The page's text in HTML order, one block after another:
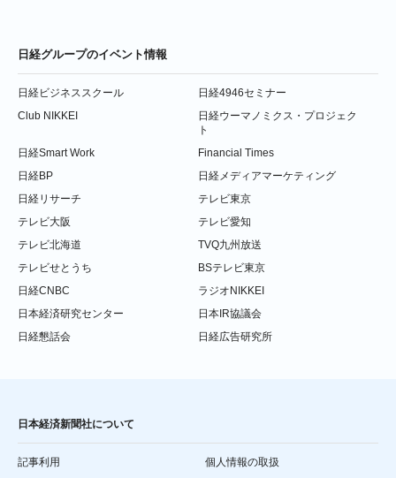
日経グループのイベント情報
日経ビジネススクール
日経4946セミナー
Club NIKKEI
日経ウーマノミクス・プロジェク
ト
日経Smart Work
Financial Times
日経BP
日経メディアマーケティング
日経リサーチ
テレビ東京
テレビ大阪
テレビ愛知
テレビ北海道
TVQ九州放送
テレビせとうち
BSテレビ東京
日経CNBC
ラジオNIKKEI
日本経済研究センター
日本IR協議会
日経懇話会
日経広告研究所
日本経済新聞社について
記事利用 個人情報の取扱